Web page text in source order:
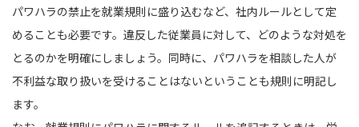
パワハラの禁止を就業規則に盛り込むなど、社内ルールとして定
めることも必要です。違反した従業員に対して、どのような対処を
とるのかを明確にしましょう。同時に、パワハラを相談した人が
不利益な取り扱いを受けることはないということも規則に明記し
ます。